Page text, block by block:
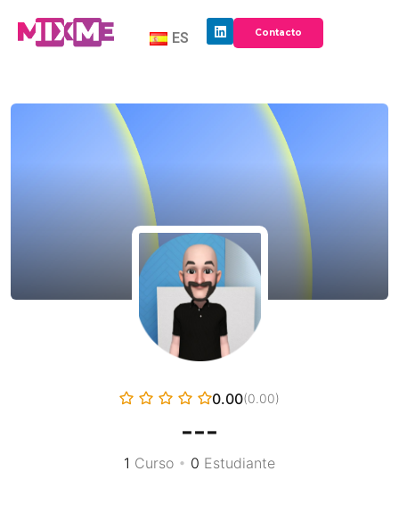
ES Contacto
0.00(0.00)
---
1 Curso • 0 Estudiante